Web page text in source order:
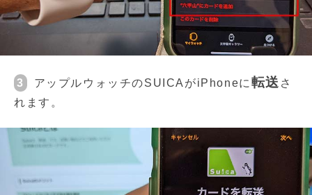
3 アップルウォッチのSUICAがiPhoneに 転送 さ
れます。